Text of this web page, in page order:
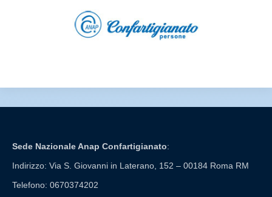
Sede Nazionale Anap Confartigianato:
Indirizzo: Via S. Giovanni in Laterano, 152 – 00184 Roma RM
Telefono: 0670374202